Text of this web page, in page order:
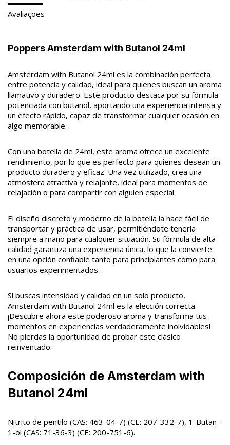
Avaliações
Poppers Amsterdam with Butanol 24ml
Amsterdam with Butanol 24ml es la combinación perfecta
entre potencia y calidad, ideal para quienes buscan un aroma
llamativo y duradero. Este producto destaca por su fórmula
potenciada con butanol, aportando una experiencia intensa y
un efecto rápido, capaz de transformar cualquier ocasión en
algo memorable.
Con una botella de 24ml, este aroma ofrece un excelente
rendimiento, por lo que es perfecto para quienes desean un
producto duradero y eficaz. Una vez utilizado, crea una
atmósfera atractiva y relajante, ideal para momentos de
relajación o para compartir con alguien especial.
El diseño discreto y moderno de la botella la hace fácil de
transportar y práctica de usar, permitiéndote tenerla
siempre a mano para cualquier situación. Su fórmula de alta
calidad garantiza una experiencia única, lo que la convierte
en una opción confiable tanto para principiantes como para
usuarios experimentados.
Si buscas intensidad y calidad en un solo producto,
Amsterdam with Butanol 24ml es la elección correcta.
¡Descubre ahora este poderoso aroma y transforma tus
momentos en experiencias verdaderamente inolvidables!
No pierdas la oportunidad de probar este clásico
reinventado.
Composición de Amsterdam with
Butanol 24ml
Nitrito de pentilo (CAS: 463-04-7) (CE: 207-332-7), 1-Butan-
1-ol (CAS: 71-36-3) (CE: 200-751-6).